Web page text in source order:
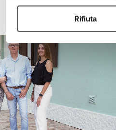
Rifiuta